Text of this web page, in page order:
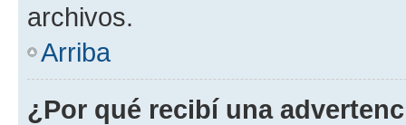
archivos.
Arriba
¿Por qué recibí una